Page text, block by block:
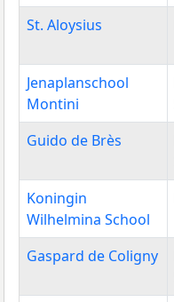
St. Aloysius
Jenaplanschool
Montini
Guido de Brès
Koningin
Wilhelmina School
Gaspard de Coligny